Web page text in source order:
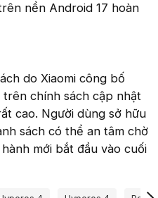
nền Android 17 hoàn
do Xiaomi công bố
chính sách cập nhật
cao. Người dùng sở hữu
sách có thể an tâm chờ
mới bắt đầu vào cuối